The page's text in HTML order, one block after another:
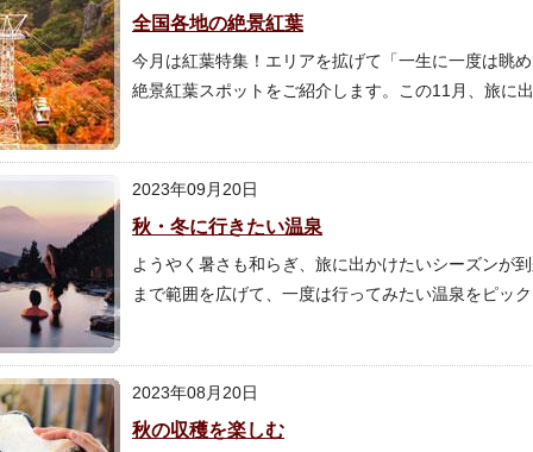
全国各地の絶景紅葉
今月は紅葉特集！エリアを拡げて「一生に一度は眺
絶景紅葉スポットをご紹介します。この11月、旅に
2023年09月20日
秋・冬に行きたい温泉
ようやく暑さも和らぎ、旅に出かけたいシーズンが
まで範囲を広げて、一度は行ってみたい温泉をピック
2023年08月20日
秋の収穫を楽しむ